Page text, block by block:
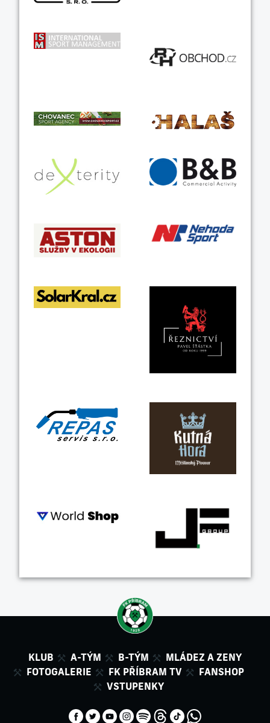
KLUB A-TÝM B-TÝM
MLÁDEZ A ZENY
FOTOGALERIE
FK PŘÍBRAM TV
FANSHOP
VSTUPENKY